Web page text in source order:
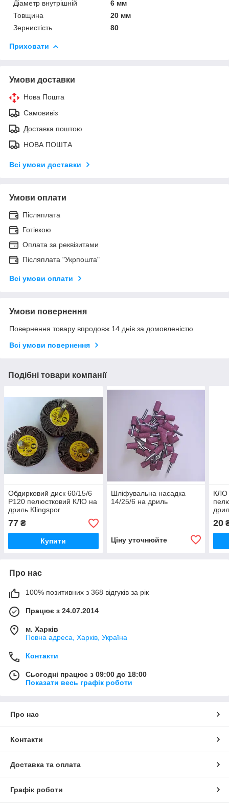
Діаметр внутрішній
6 мм
Товщина
20 мм
Зернистість
80
Приховати
Умови доставки
Нова Пошта
Самовивіз
Доставка поштою
НОВА ПОШТА
Всі умови доставки
Умови оплати
Післяплата
Готівкою
Оплата за реквізитами
Післяплата "Укрпошта"
Всі умови оплати
Умови повернення
Повернення товару впродовж 14 днів за домовленістю
Всі умови повернення
Подібні товари компанії
Обдирковий диск 60/15/6
Р120 пелюстковий КЛО на
дриль Klingspor
77 ₴
Купити
Шліфувальна насадка
14/25/6 на дриль
Ціну уточнюйте
КЛО
20
Про нас
100% позитивних з 368 відгуків за рік
Працює з 24.07.2014
м. Харків
Повна адреса, Харків, Україна
Контакти
Сьогодні працює з 09:00 до 18:00
Показати весь графік роботи
Про нас
Контакти
Доставка та оплата
Графік роботи